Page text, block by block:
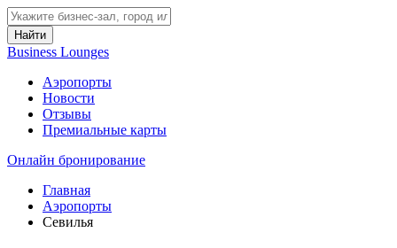
Найти
Business Lounges
Аэропорты
Новости
Отзывы
Премиальные карты
Онлайн бронирование
Главная
Аэропорты
Севилья